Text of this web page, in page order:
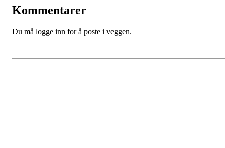
Kommentarer
Du må logge inn for å poste i veggen.